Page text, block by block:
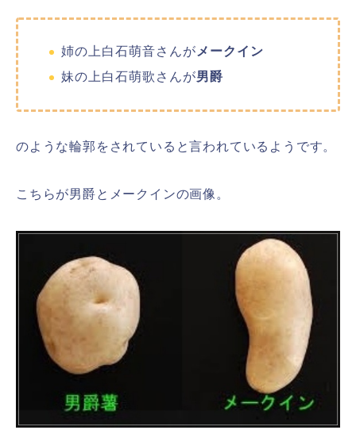
姉の上白石萌音さんが メークイン
妹の上白石萌歌さんが男爵
のような輪郭をされていると言われているようです。
こちらが男爵とメークインの画像。